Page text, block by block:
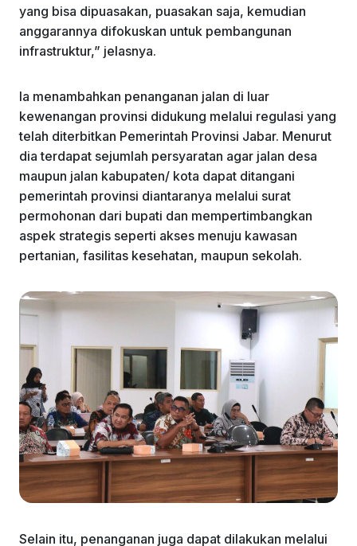
yang bisa dipuasakan, puasakan saja, kemudian
anggarannya difokuskan untuk pembangunan
infrastruktur,” jelasnya.
Ia menambahkan penanganan jalan di luar
kewenangan provinsi didukung melalui regulasi yang
telah diterbitkan Pemerintah Provinsi Jabar. Menurut
dia terdapat sejumlah persyaratan agar jalan desa
maupun jalan kabupaten/ kota dapat ditangani
pemerintah provinsi diantaranya melalui surat
permohonan dari bupati dan mempertimbangkan
aspek strategis seperti akses menuju kawasan
pertanian, fasilitas kesehatan, maupun sekolah.
Selain itu, penanganan juga dapat dilakukan melalui